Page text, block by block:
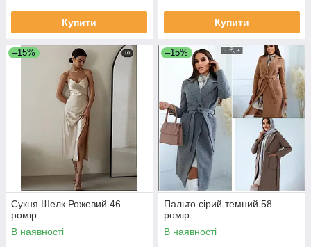
Купити Купити
–15%
Сукня Шелк Рожевий 46
ромір
В наявності
–15%
Пальто сірий темний 58
ромір
В наявності